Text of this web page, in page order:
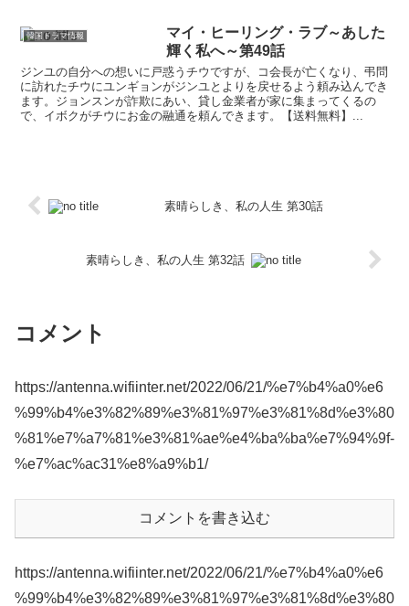
韓国ドラマ情報
マイ・ヒーリング・ラブ～あした
輝く私へ～第49話
ジンユの自分への想いに戸惑うチウですが、コ会長が亡くなり、弔問
に訪れたチウにユンギョンがジンユとよりを戻せるよう頼み込んでき
ます。ジョンスンが詐欺にあい、貸し金業者が家に集まってくるの
で、イボクがチウにお金の融通を頼んできます。【送料無料】...
素晴らしき、私の人生 第30話
素晴らしき、私の人生 第32話
コメント
https://antenna.wifiinter.net/2022/06/21/%e7%b4%a0%e6
%99%b4%e3%82%89%e3%81%97%e3%81%8d%e3%80
%81%e7%a7%81%e3%81%ae%e4%ba%ba%e7%94%9f-
%e7%ac%ac31%e8%a9%b1/
コメントを書き込む
https://antenna.wifiinter.net/2022/06/21/%e7%b4%a0%e6
%99%b4%e3%82%89%e3%81%97%e3%81%8d%e3%80